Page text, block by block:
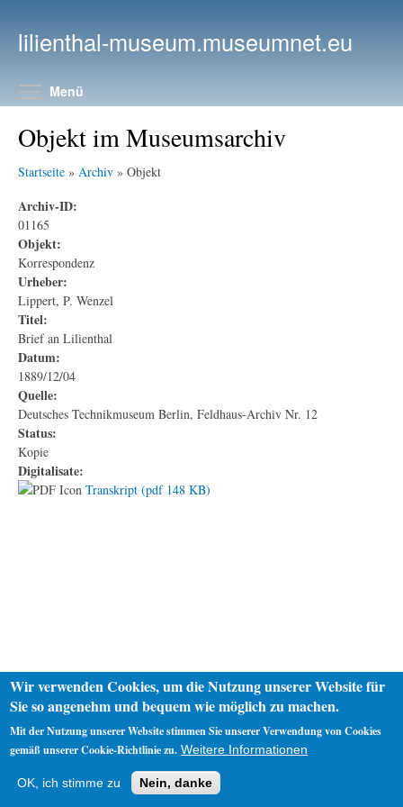
lilienthal-museum.museumnet.eu
Menü
Objekt im Museumsarchiv
Startseite » Archiv » Objekt
Archiv-ID:
01165
Objekt:
Korrespondenz
Urheber:
Lippert, P. Wenzel
Titel:
Brief an Lilienthal
Datum:
1889/12/04
Quelle:
Deutsches Technikmuseum Berlin, Feldhaus-Archiv Nr. 12
Status:
Kopie
Digitalisate:
Transkript (pdf 148 KB)
Impressum
Wir verwenden Cookies, um die Nutzung unserer Website für
Sie so angenehm und bequem wie möglich zu machen.
Mit der Nutzung unserer Website stimmen Sie unserer Verwendung von Cookies
gemäß unserer Cookie-Richtlinie zu. Weitere Informationen
OK, ich stimme zu Nein, danke